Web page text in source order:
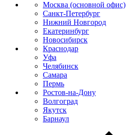
Москва (основной офис)
Санкт-Петербург
Нижний Новгород
Екатеринбург
Новосибирск
Краснодар
Уфа
Челябинск
Самара
Пермь
Ростов-на-Дону
Волгоград
Якутск
Барнаул